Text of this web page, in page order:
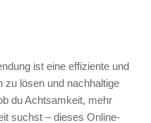
ist eine effiziente und
zu lösen und nachhaltige
du Achtsamkeit, mehr
suchst – dieses Online-